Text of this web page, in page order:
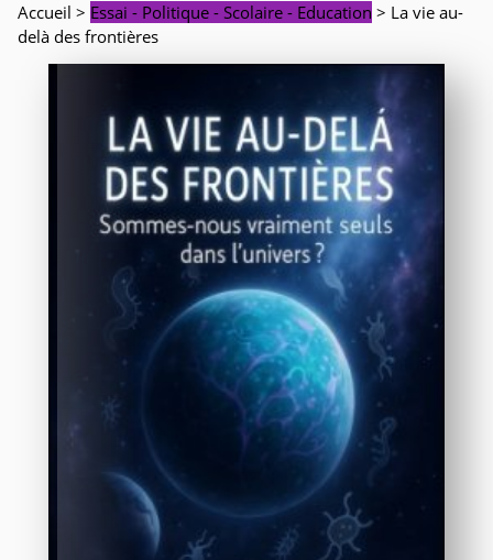
Accueil > Essai - Politique - Scolaire - Education > La vie au-
delà des frontières